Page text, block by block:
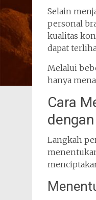
Selain
personal
kualitas
dapat
Melalui
hanya
Cara
Langkah